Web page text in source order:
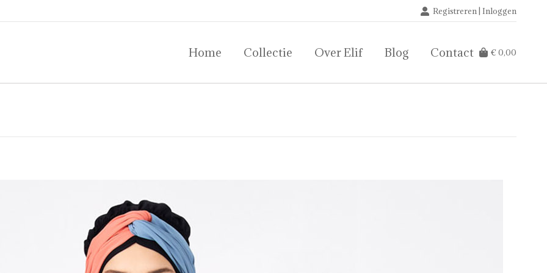
Registreren | Inloggen
Home Collectie Over Elif Blog Contact €0,00
Home Collectie Over Elif Blog Contact €0,00